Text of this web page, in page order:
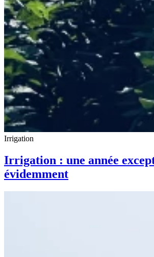
Irrigation
Irrigation : une année
évidemment